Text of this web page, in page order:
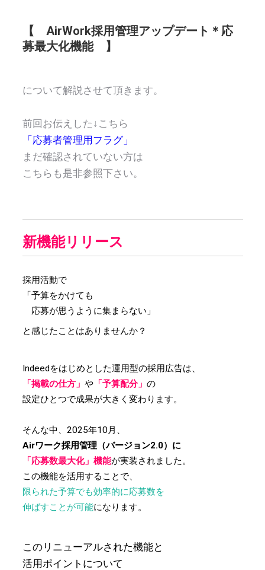
【 AirWork採用管理アップデート＊応
募最大化機能 】
について解説させて頂きます。
前回お伝えした↓こちら
「応募者管理用フラグ」
まだ確認されていない方は
こちらも是非参照下さい。
新機能リリース
採用活動で
「予算をかけても
応募が思うように集まらない」
と感じたことはありませんか？
Indeedをはじめとした運用型の採用広告は、
「掲載の仕方」 や「予算配分」 の
設定ひとつで成果が大きく変わります。
そんな中、2025年10月、
Airワーク採用管理（バージョン2.0）に
「応募数最大化」機能が実装されました。
この機能を活用することで、
限られた予算でも効率的に応募数を
伸ばすことが可能になります。
このリニューアルされた機能と
活用ポイントについて